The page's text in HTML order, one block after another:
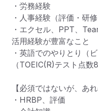
・労務経験
・人事経験（評価・研
・エクセル、PPT、
活用経験が豊富なこと
・英語でのやりとり（
（TOEIC(R)テスト点数
【必須ではないが、あ
・HRBP、評価